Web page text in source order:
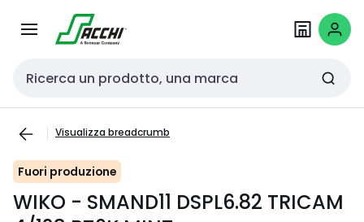
navigazionecontenuto
Cerca input
Visualizza breadcrumb
Fuori produzione
WIKO - SMAND11 DSPL6.82 TRICAM